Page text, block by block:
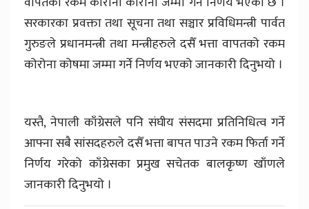
सरकारका प्रवक्ता तथा सूचना तथा सञ्चार प्रविधिमन्त्री पार्वत
गुरुङले प्रधानमन्त्री तथा मन्त्रीहरुले दसैँ भत्ता वापतको रकम
कोरोना कोषमा जम्मा गर्ने निर्णय भएको जानकारी दिनुभयो ।
यस्तै, नेपाली काँग्रेसले पनि संघीय संसदमा प्रतिनिधित्व गर्ने
आफ्ना सबै सांसदहरुले दसैँ भत्ता बापत पाउने रकम फिर्ता गर्ने
निर्णय गरेको काँग्रेसका प्रमुख सचेतक बालकृष्ण खाँणले
जानकारी दिनुभयो ।